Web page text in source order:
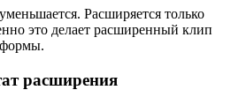
Расширяется только
это делает расширенный клип
расширения